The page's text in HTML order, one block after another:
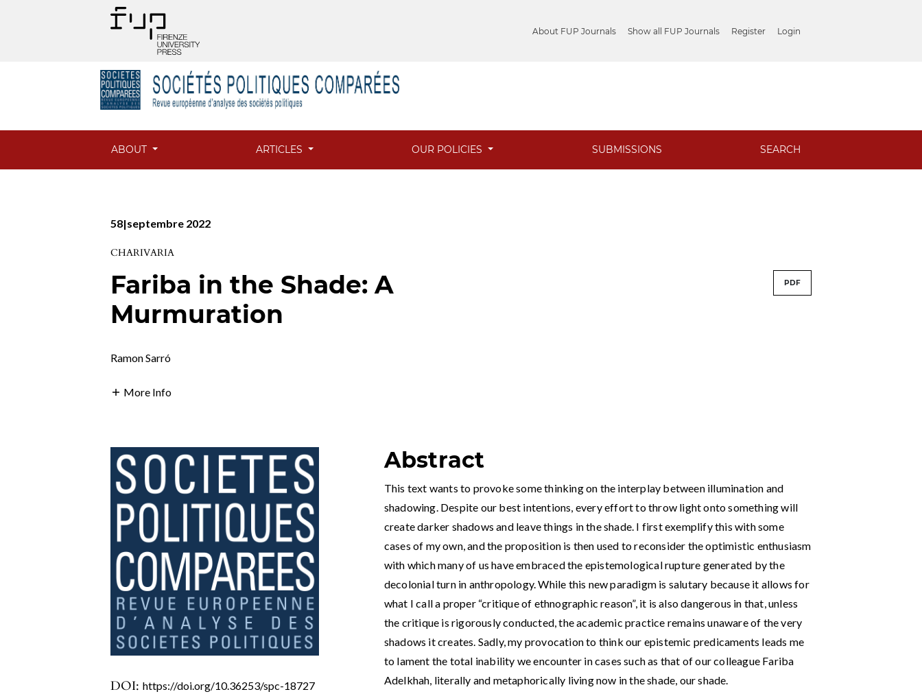
About FUP Journals Show all FUP Journals Register Login
ABOUT ARTICLES OUR POLICIES SUBMISSIONS SEARCH
58|septembre 2022
CHARIVARIA
Fariba in the Shade: A
Murmuration
PDF
Ramon Sarró
More Info
DOI:https://doi.org/10.36253/spc-18727
Abstract
This text wants to provoke some thinking on the interplay between illumination and
shadowing. Despite our best intentions, every effort to throw light onto something will
create darker shadows and leave things in the shade. I first exemplify this with some
cases of my own, and the proposition is then used to reconsider the optimistic enthusiasm
with which many of us have embraced the epistemological rupture generated by the
decolonial turn in anthropology. While this new paradigm is salutary because it allows for
what I call a proper “critique of ethnographic reason”, it is also dangerous in that, unless
the critique is rigorously conducted, the academic practice remains unaware of the very
shadows it creates. Sadly, my provocation to think our epistemic predicaments leads me
to lament the total inability we encounter in cases such as that of our colleague Fariba
Adelkhah, literally and metaphorically living now in the shade, our shade.